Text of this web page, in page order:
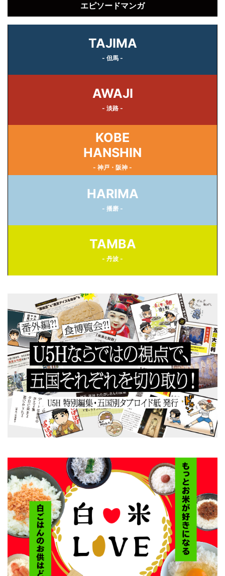
エピソードマンガ
TAJIMA
- 但馬 -
AWAJI
- 淡路 -
KOBE
HANSHIN
- 神戸・阪神 -
HARIMA
- 播磨 -
TAMBA
- 丹波 -